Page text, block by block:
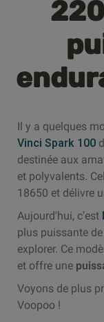
Il y a quelques
Vinci Spark 100
destinée aux
et polyvalents.
18650 et délivre
Aujourd'hui, c'est
plus puissante
explorer. Ce
et offre une
Voyons de plus
Voopoo !